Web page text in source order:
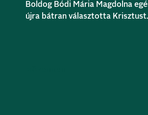
Boldog Bódi Mária Magdolna
újra bátran választotta Krisztust.